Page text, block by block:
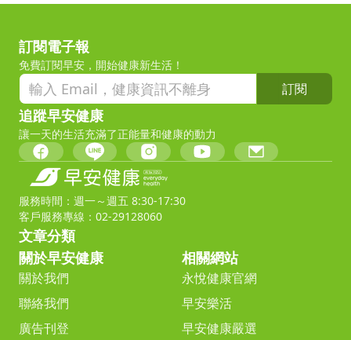
訂閱電子報
免費訂閱早安，開始健康新生活！
訂閱
追蹤早安健康
讓一天的生活充滿了正能量和健康的動力
服務時間：週一～週五 8:30-17:30
客戶服務專線：02-29128060
文章分類
關於早安健康
關於我們
聯絡我們
廣告刊登
相關網站
永悅健康官網
早安樂活
早安健康嚴選